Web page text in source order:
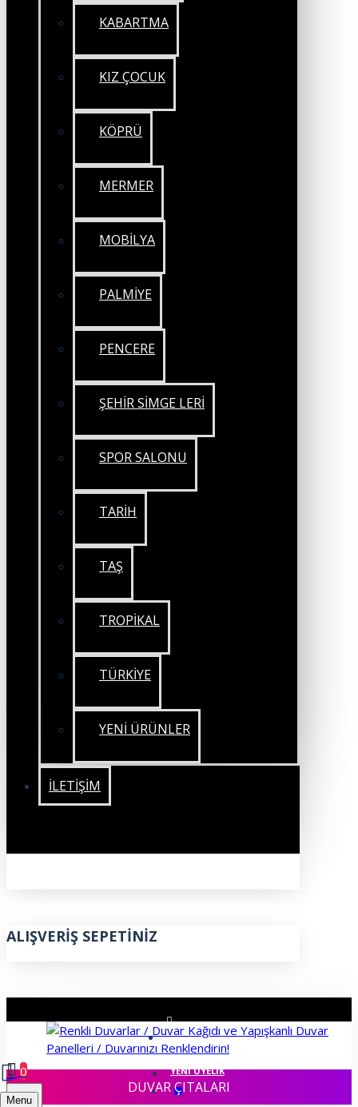
KABARTMA
KIZ ÇOCUK
KÖPRÜ
MERMER
MOBİLYA
PALMİYE
PENCERE
ŞEHİR SİMGE LERİ
SPOR SALONU
TARİH
TAŞ
TROPİKAL
TÜRKİYE
YENİ ÜRÜNLER
İLETIŞIM
ALIŞVERIŞ SEPETINIZ
ÜYE GIRIŞI
YENI ÜYELIK
Menu
0
DUVAR ÇITALARI